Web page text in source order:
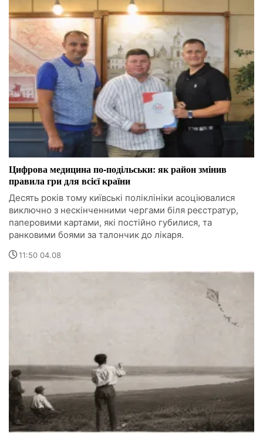
Цифрова медицина по-подільськи: як район змінив
правила гри для всієї країни
Десять років тому київські поліклініки асоціювалися
виключно з нескінченними чергами біля реєстратур,
паперовими картами, які постійно губилися, та
ранковими боями за талончик до лікаря.
11:50 04.08